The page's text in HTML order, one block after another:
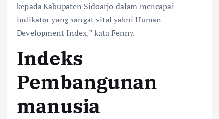
kepada Kabupaten Sidoarjo dalam mencapai
indikator yang sangat vital yakni Human
Development Index,” kata Fenny.
Indeks
Pembangunan
manusia